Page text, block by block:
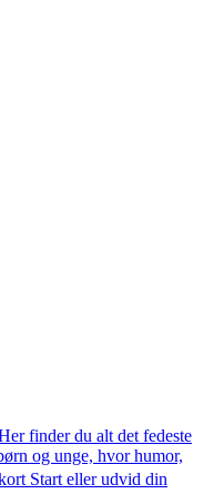
finder du alt det fedeste
og unge, hvor humor,
Start eller udvid din